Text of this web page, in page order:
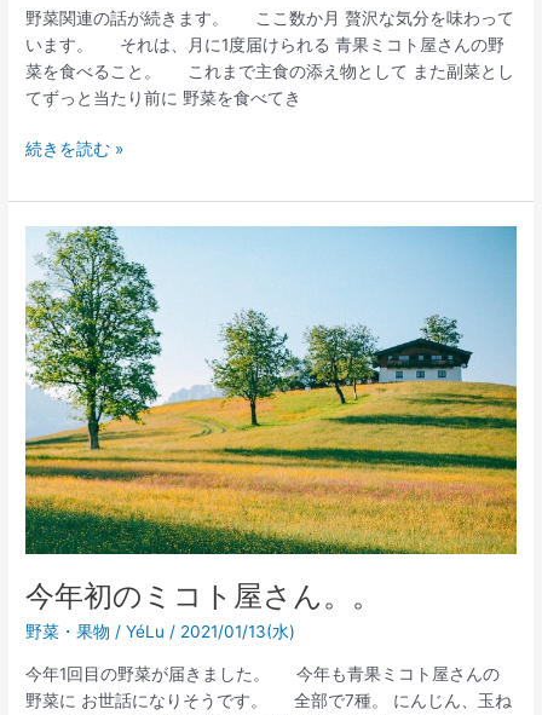
野菜関連の話が続きます。 ここ数か月 贅沢な気分を味わって
います。 それは、月に1度届けられる 青果ミコト屋さんの野
菜を食べること。 これまで主食の添え物として また副菜とし
てずっと当たり前に 野菜を食べてき
続きを読む »
今年初のミコト屋さん。。
野菜・果物 /YéLu / 2021/01/13(水)
今年1回目の野菜が届きました。 今年も青果ミコト屋さんの
野菜に お世話になりそうです。 全部で7種。 にんじん、玉ね
年
初
の
ミ
コ
さ
ん。。